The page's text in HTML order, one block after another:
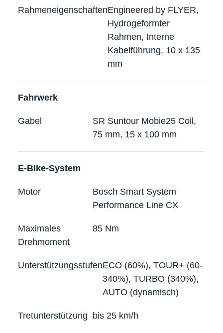
RahmeneigenschaftenEngineered by FLYER,
Hydrogeformter
Rahmen, Interne
Kabelführung, 10 x 135
mm
Fahrwerk
Gabel
SR Suntour Mobie25 Coil,
75 mm, 15 x 100 mm
E-Bike-System
Motor
Bosch Smart System
Performance Line CX
Maximales
Drehmoment
85 Nm
UnterstützungsstufenECO (60%), TOUR+ (60-
340%), TURBO (340%),
AUTO (dynamisch)
Tretunterstützung bis 25 km/h